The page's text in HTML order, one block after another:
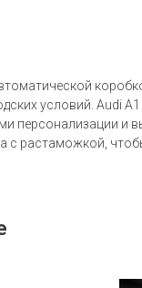
условий. Audi
персонализации и
с растаможкой,